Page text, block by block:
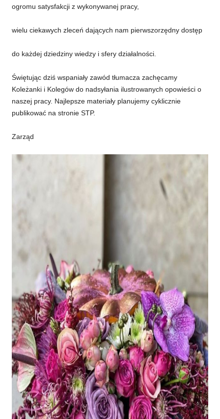
ogromu satysfakcji z wykonywanej pracy,
wielu ciekawych zleceń dających nam pierwszorzędny dostęp
do każdej dziedziny wiedzy i sfery działalności.
Świętując dziś wspaniały zawód tłumacza zachęcamy
Koleżanki i Kolegów do nadsyłania ilustrowanych opowieści o
naszej pracy. Najlepsze materiały planujemy cyklicznie
publikować na stronie STP.
Zarząd